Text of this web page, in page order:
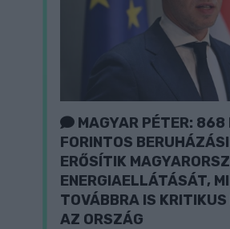
MAGYAR PÉTER: 868
FORINTOS
ERŐSÍTIK
ENERGIAELLÁTÁSÁT,
TOVÁBBRA IS KRITIKUS
AZ ORSZÁG